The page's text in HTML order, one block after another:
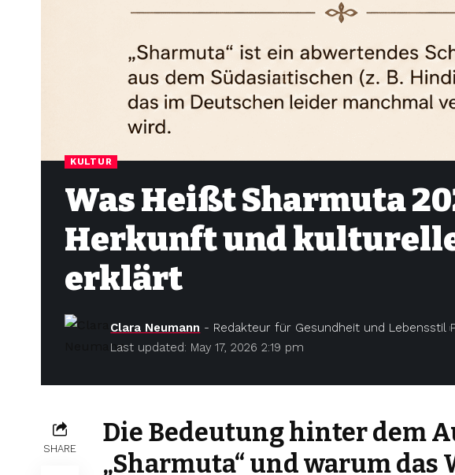
KULTUR
Was Heißt Sharmuta
Herkunft und
erklärt
Last updated: May 17, 2026 2:19 pm
Clara Neumann - Redakteur für Gesundheit und Lebensstil
SHARE
Die Bedeutung hinter dem
„Sharmuta“ und warum das